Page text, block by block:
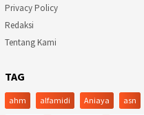
Privacy Policy
Redaksi
Tentang Kami
TAG
ahm alfamidi Aniaya asn